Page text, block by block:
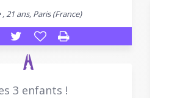
, 21 ans, Paris (France)
3 enfants !